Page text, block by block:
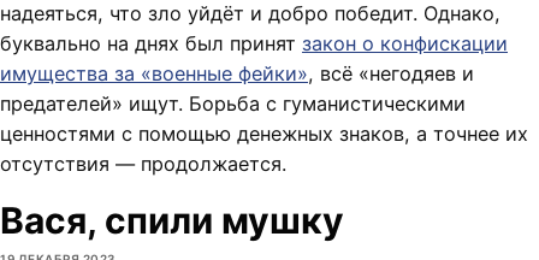
надеяться, что зло уйдёт и добро победит. Однако,
буквально на днях был принят закон о конфискации
имущества за «военные фейки», всё «негодяев и
предателей» ищут. Борьба с гуманистическими
ценностями с помощью денежных знаков, а точнее их
отсутствия — продолжается.
Вася, спили мушку